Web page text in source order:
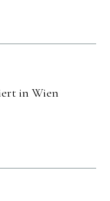
in Wien